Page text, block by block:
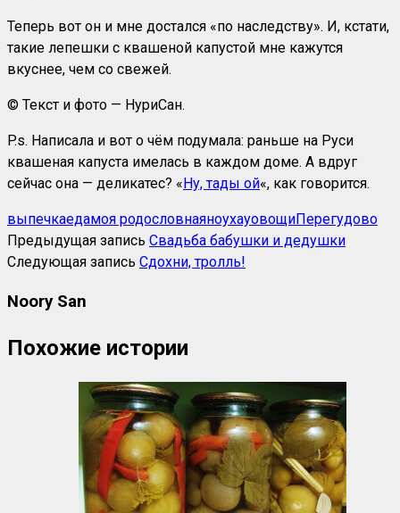
Теперь вот он и мне достался «по наследству». И, кстати,
такие лепешки с квашеной капустой мне кажутся
вкуснее, чем со свежей.
© Текст и фото — НуриСан.
P.s. Написала и вот о чём подумала: раньше на Руси
квашеная капуста имелась в каждом доме. А вдруг
сейчас она — деликатес? «Ну, тады ой«, как говорится.
выпечкаедамоя родословнаяноухауовощиПерегудово
Предыдущая запись Свадьба бабушки и дедушки
Следующая запись Сдохни, тролль!
Noory San
Похожие истории